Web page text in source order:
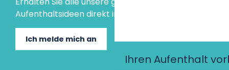
Ihren Aufenthalt
Aufenthaltsideen direkt in Ihre Mailbox.
Ich melde mich an